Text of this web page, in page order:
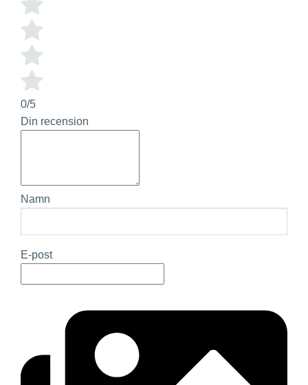
0/5
Din recension
Namn
E-post